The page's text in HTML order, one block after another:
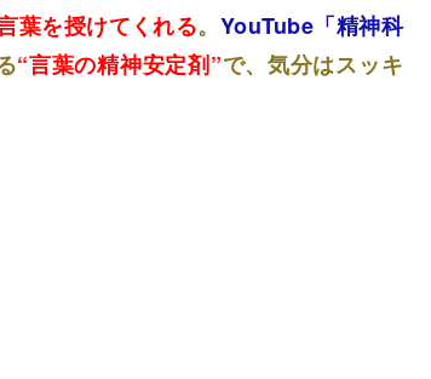
葉を授けてくれる。 YouTube「精神科
“言葉の精神安定剤”で、気分はスッキ